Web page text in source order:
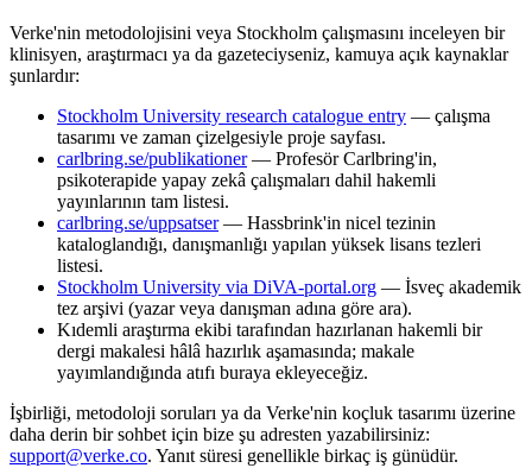
Verke'nin metodolojisini veya Stockholm çalışmasını inceleyen bir
klinisyen, araştırmacı ya da gazeteciyseniz, kamuya açık kaynaklar
şunlardır:
Stockholm University research catalogue entry — çalışma
tasarımı ve zaman çizelgesiyle proje sayfası.
carlbring.se/publikationer — Profesör Carlbring'in,
psikoterapide yapay zekâ çalışmaları dahil hakemli
yayınlarının tam listesi.
carlbring.se/uppsatser — Hassbrink'in nicel tezinin
kataloglandığı, danışmanlığı yapılan yüksek lisans tezleri
listesi.
Stockholm University via DiVA-portal.org — İsveç akademik
tez arşivi (yazar veya danışman adına göre ara).
Kıdemli araştırma ekibi tarafından hazırlanan hakemli bir
dergi makalesi hâlâ hazırlık aşamasında; makale
yayımlandığında atıfı buraya ekleyeceğiz.
İşbirliği, metodoloji soruları ya da Verke'nin koçluk tasarımı üzerine
daha derin bir sohbet için bize şu adresten yazabilirsiniz:
support@verke.co. Yanıt süresi genellikle birkaç iş günüdür.